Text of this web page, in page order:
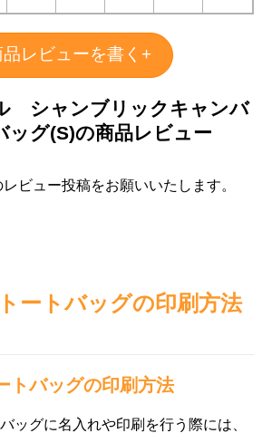
品レビューを書く+
シャンブリックキャンバ
ッグ(S)の商品レビュー
ビュー投稿をお願いいたします。
ートバッグの印刷方法
トバッグの印刷方法
ッグに名入れや印刷を行う際には、